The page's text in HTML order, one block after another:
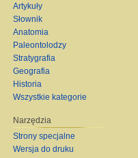
Artykuły
Słownik
Anatomia
Paleontolodzy
Stratygrafia
Geografia
Historia
Wszystkie kategorie
Narzędzia
Strony specjalne
Wersja do druku